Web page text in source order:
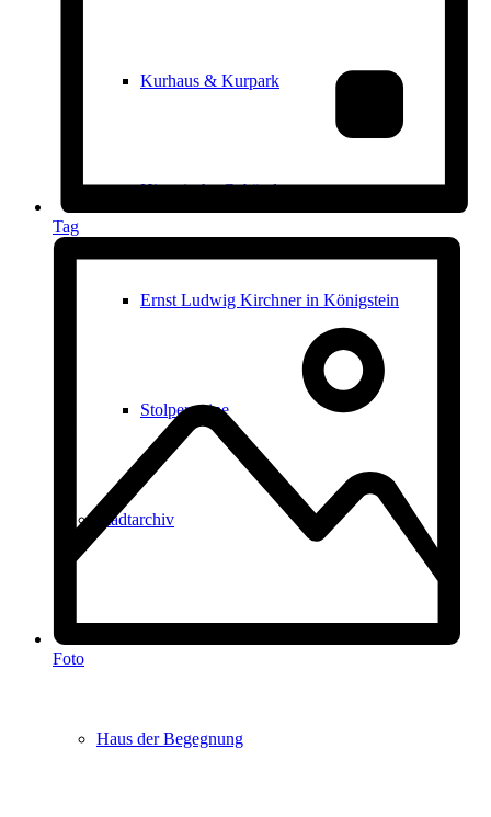
Kurhaus & Kurpark
Historische Gebäude
Ernst Ludwig Kirchner in Königstein
Stolpersteine
Stadtarchiv
Stadtbibliothek
Haus der Begegnung
Tag
Foto